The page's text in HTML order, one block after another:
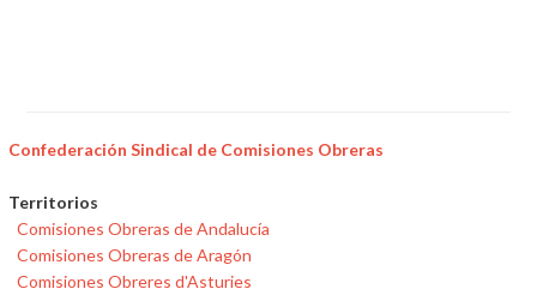
Confederación Sindical de Comisiones Obreras
Territorios
Comisiones Obreras de Andalucía
Comisiones Obreras de Aragón
Comisiones Obreres d'Asturies